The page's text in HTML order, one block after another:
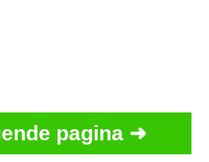
pagina ➜